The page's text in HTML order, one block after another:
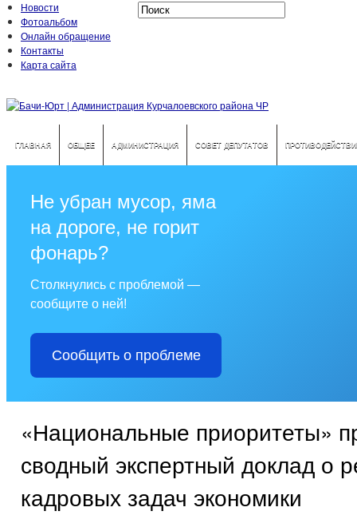
Новости
Фотоальбом
Онлайн обращение
Контакты
Карта сайта
ГЛАВНАЯ ОБЩЕЕ АДМИНИСТРАЦИЯ СОВЕТ ДЕПУТАТОВ
Не убран мусор, яма
на дороге, не горит
фонарь?
Столкнулись с проблемой —
сообщите о ней!
Сообщить о проблеме
«Национальные приоритеты»
сводный экспертный доклад о
кадровых задач экономики